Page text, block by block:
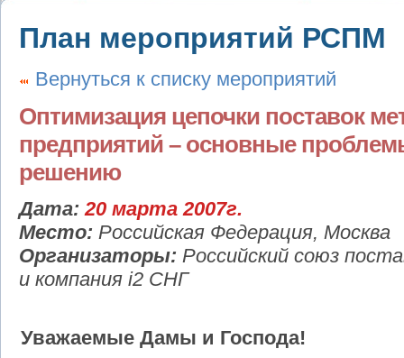
План мероприятий РСПМ
Вернуться к списку мероприятий
Оптимизация цепочки поставок
предприятий – основные
решению
Дата: 20 марта 2007г.
Место: Российская Федерация, Москва
Организаторы: Российский союз
и компания i2 СНГ
Уважаемые Дамы и Господа!